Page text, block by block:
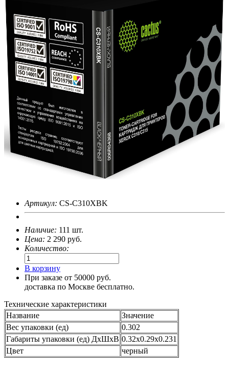
Артикул: CS-C310XBK
Наличие: 111 шт.
Цена: 2 290 руб.
Количество:
В корзину
При заказе от 50000 руб.
доставка по Москве бесплатно.
Технические характеристики
Название
Значение
Вес упаковки (ед)
0.302
Габариты упаковки (ед) ДхШхВ 0.32x0.29x0.231
Цвет
черный